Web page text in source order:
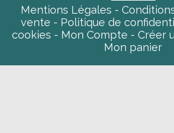
Mentions Légales
vente
Politique de
cookies
Mon Compte
Créer
Mon panier